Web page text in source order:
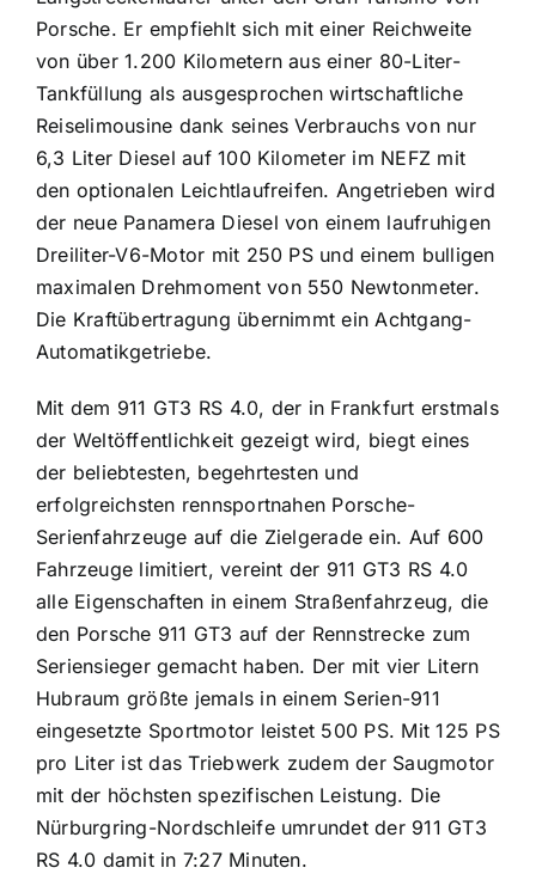
Porsche. Er empfiehlt sich mit einer Reichweite
von über 1.200 Kilometern aus einer 80-Liter-
Tankfüllung als ausgesprochen wirtschaftliche
Reiselimousine dank seines Verbrauchs von nur
6,3 Liter Diesel auf 100 Kilometer im NEFZ mit
den optionalen Leichtlaufreifen. Angetrieben wird
der neue Panamera Diesel von einem laufruhigen
Dreiliter-V6-Motor mit 250 PS und einem bulligen
maximalen Drehmoment von 550 Newtonmeter.
Die Kraftübertragung übernimmt ein Achtgang-
Automatikgetriebe.
Mit dem 911 GT3 RS 4.0, der in Frankfurt erstmals
der Weltöffentlichkeit gezeigt wird, biegt eines
der beliebtesten, begehrtesten und
erfolgreichsten rennsportnahen Porsche-
Serienfahrzeuge auf die Zielgerade ein. Auf 600
Fahrzeuge limitiert, vereint der 911 GT3 RS 4.0
alle Eigenschaften in einem Straßenfahrzeug, die
den Porsche 911 GT3 auf der Rennstrecke zum
Seriensieger gemacht haben. Der mit vier Litern
Hubraum größte jemals in einem Serien-911
eingesetzte Sportmotor leistet 500 PS. Mit 125 PS
pro Liter ist das Triebwerk zudem der Saugmotor
mit der höchsten spezifischen Leistung. Die
Nürburgring-Nordschleife umrundet der 911 GT3
RS 4.0 damit in 7:27 Minuten.